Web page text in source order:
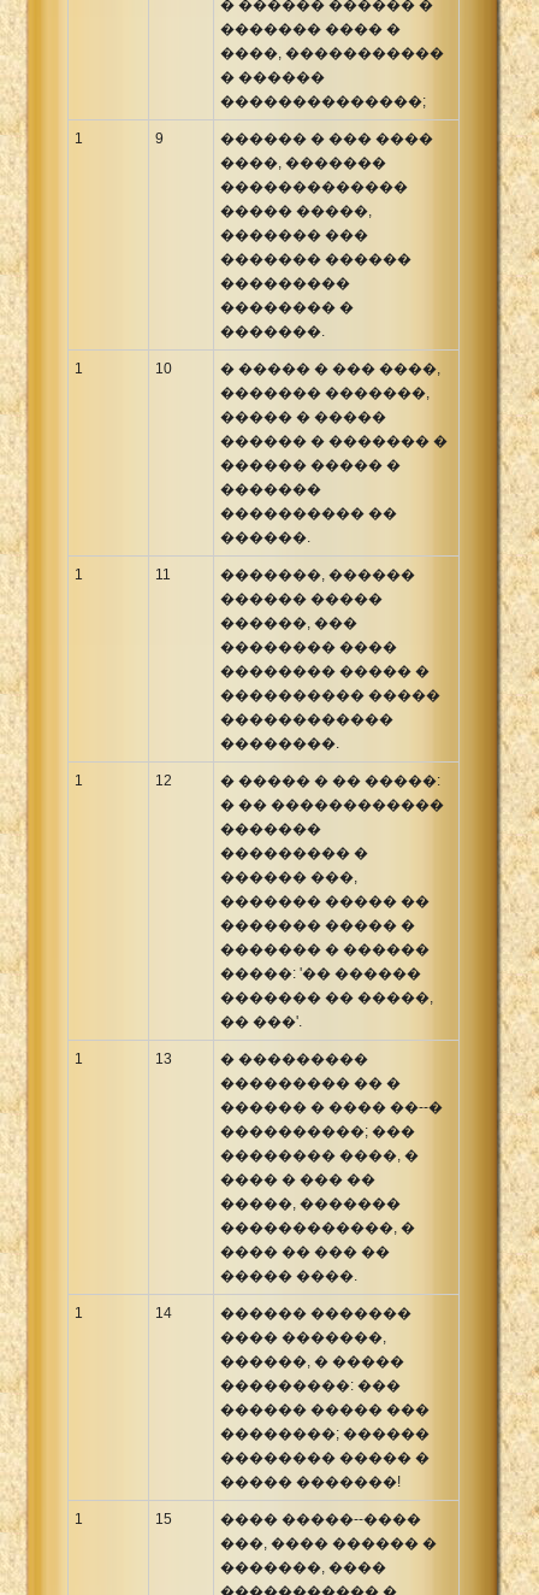
� ������ ������ �
������� ���� �
����, �����������
� ������
��������������;
1 9
������ � ��� ����
����, �������
�������������
����� �����,
������� ���
������� ������
���������
�������� �
�������.
1 10
� ����� � ��� ����,
������� �������,
����� � �����
������ � ������� �
������ ����� �
�������
���������� ��
������.
1 11
�������, ������
������ �����
������, ���
�������� ����
�������� ����� �
���������� �����
������������
��������.
1 12
� ����� � �� �����:
� �� ������������
�������
��������� �
������ ���,
������� ����� ��
������� ����� �
������� � ������
�����: '�� ������
������� �� �����,
�� ���'.
1 13
� ���������
��������� �� �
������ � ���� ��--�
����������; ���
�������� ����, �
���� � ��� ��
�����, �������
������������, �
���� �� ��� ��
����� ����.
1 14
������ �������
���� �������,
������, � �����
���������: ���
������ ����� ���
��������; ������
�������� ����� �
����� �������!
1 15
���� �����--����
���, ���� ������ �
�������, ����
����������� �